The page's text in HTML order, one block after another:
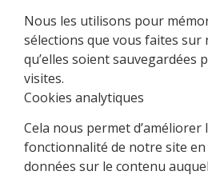
Nous les utilisons pour
sélections que vous faites sur
qu’elles soient sauvegardées
visites.
Cookies analytiques
Cela nous permet d’améliorer
fonctionnalité de notre site
données sur le contenu